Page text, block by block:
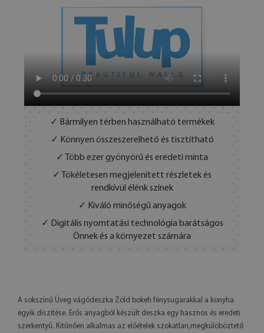
✓ Bármilyen térben használható termékek
✓ Könnyen összeszerelhető és tisztítható
✓ Több ezer gyönyörű és eredeti minta
✓ Tökéletesen megjelenített részletek és
rendkívül élénk színek
✓ Kiváló minőségű anyagok
✓ Digitális nyomtatási technológia barátságos
Önnek és a környezet számára
A sokszínű Üveg vágódeszka Zöld bokeh fénysugarakkal a konyha
egyik díszítése. Erős anyagból készült deszka egy hasznos és eredeti
szerkentyű. Kitűnően alkalmas az előételek szokatlan,megkülöböztető